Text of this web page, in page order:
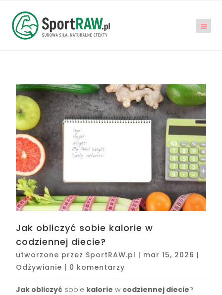
Jak obliczyć sobie kalorie w
codziennej diecie?
utworzone przez SportRAW.pl | mar 15, 2026 |
Odżywianie | 0 komentarzy
Jak obliczyć sobie kalorie w codziennej diecie?